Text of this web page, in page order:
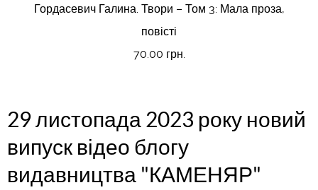
Гордасевич Галина. Твори – Том 3: Мала проза,
повісті
70.00 грн.
29 листопада 2023 року новий
випуск відео блогу
видавництва "КАМЕНЯР"